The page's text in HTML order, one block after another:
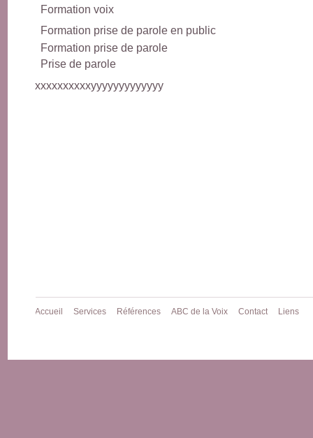
Formation voix
Formation prise de parole en public
Formation prise de parole
Prise de parole
xxxxxxxxxxyyyyyyyyyyyyy
Accueil Services Références ABC de la Voix Contact Liens